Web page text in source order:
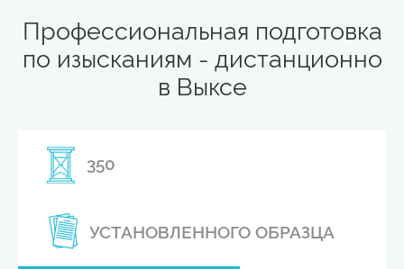
Профессиональная подготовка
по изысканиям - дистанционно
в Выксе
350
УСТАНОВЛЕННОГО ОБРАЗЦА